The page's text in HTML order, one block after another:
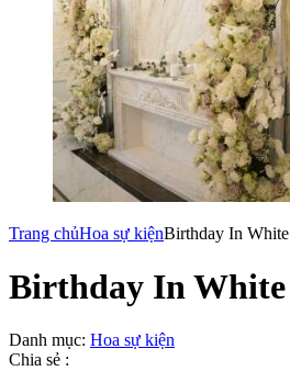
Trang chủHoa sự kiệnBirthday In White
Birthday In White
Danh mục: Hoa sự kiện
Chia sẻ :